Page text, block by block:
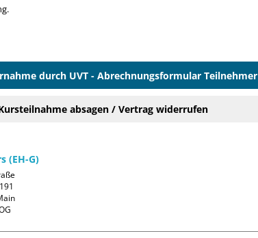
durch UVT - Abrechnungsformular Teilnehmer
absagen / Vertrag widerrufen
(EH-G)